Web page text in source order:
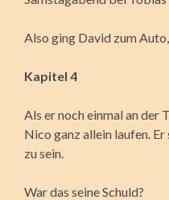
Also ging David zum
Kapitel 4
Als er noch einmal an der
Nico ganz allein laufen.
zu sein.
War das seine Schuld?